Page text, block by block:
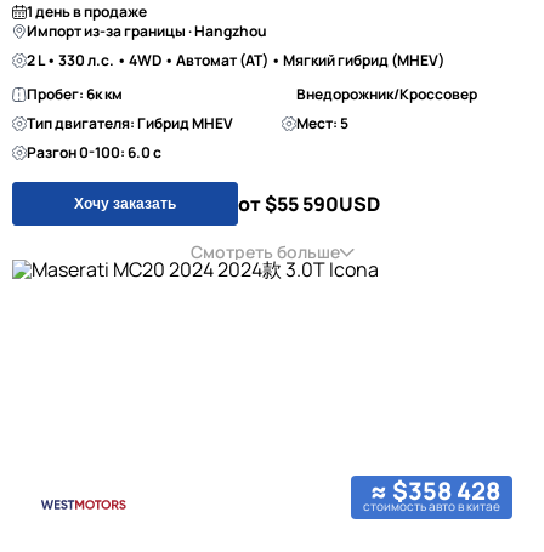
1 день в продаже
Импорт из-за границы · Hangzhou
2 L • 330 л.с. • 4WD • Автомат (AT) • Мягкий гибрид (MHEV)
Пробег: 6к км
Внедорожник/Кроссовер
Тип двигателя: Гибрид MHEV
Мест: 5
Разгон 0-100: 6.0 с
Хочу заказать от $55 590USD
Смотреть больше
≈ $358 428
стоимость авто в китае